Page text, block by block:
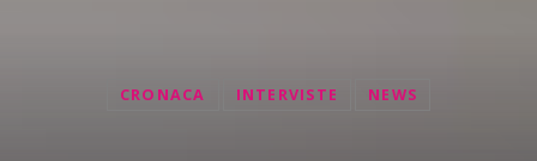
CRONACA INTERVISTE NEWS